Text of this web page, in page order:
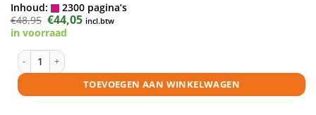
Inhoud:
2300 pagina’s
€48,95 Oorspronkelijke
prijs
was:
€44,05Huidige
prijs
incl.btw
in voorraad
HP 410A (CF413A) toner magenta huismerk aantal
TOEVOEGEN AAN WINKELWAGEN